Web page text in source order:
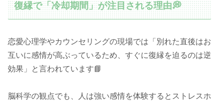
復縁で「冷却期間」が注目される理由💭
恋愛心理学やカウンセリングの現場では「別れた直後はお
互いに感情が高ぶっているため、すぐに復縁を迫るのは逆
効果」と言われています📘
脳科学の観点でも、人は強い感情を体験するとストレスホ